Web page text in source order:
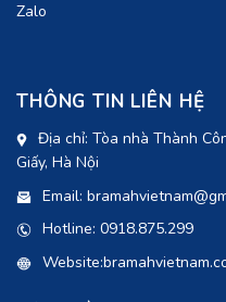
Zalo
THÔNG TIN LIÊN HỆ
Địa chỉ: Tòa nhà Thành
Giấy, Hà Nội
Email:
Hotline: 0918.875.299